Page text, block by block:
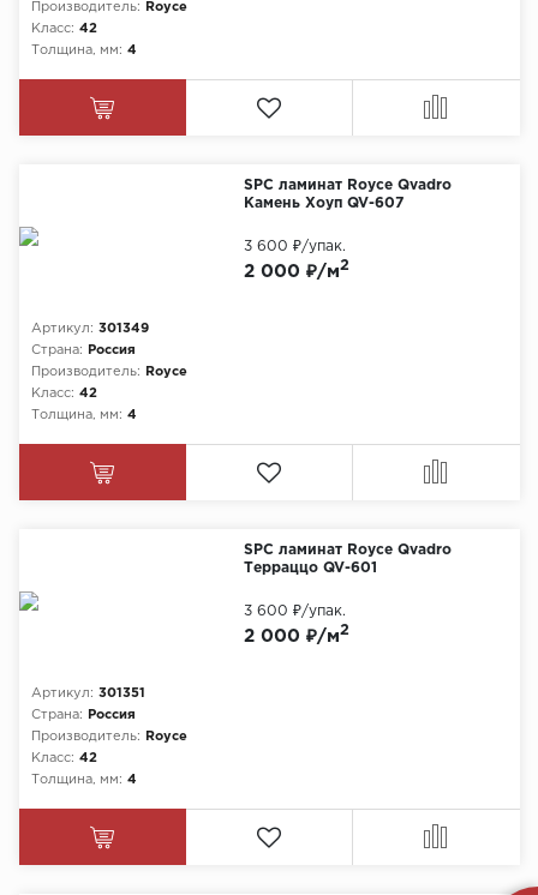
Производитель:
Royce
Класс: 42
Толщина, мм: 4
SPC ламинат Royce Qvadro
Камень Хоуп QV-607
Артикул: 301349
Страна:
Россия
Производитель:
Royce
Класс: 42
Толщина, мм: 4
2 000 ₽/м2
3 600 ₽/упак.
SPC ламинат Royce Qvadro
Терраццо QV-601
Артикул: 301351
Страна:
Россия
Производитель:
Royce
Класс: 42
Толщина, мм: 4
2 000 ₽/м2
3 600 ₽/упак.